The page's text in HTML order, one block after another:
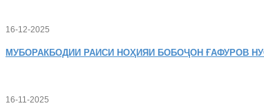
16-12-2025
МУБОРАКБОДИИ РАИСИ НОҲИЯИ БОБОҶОН ҒАФУРОВ
16-11-2025